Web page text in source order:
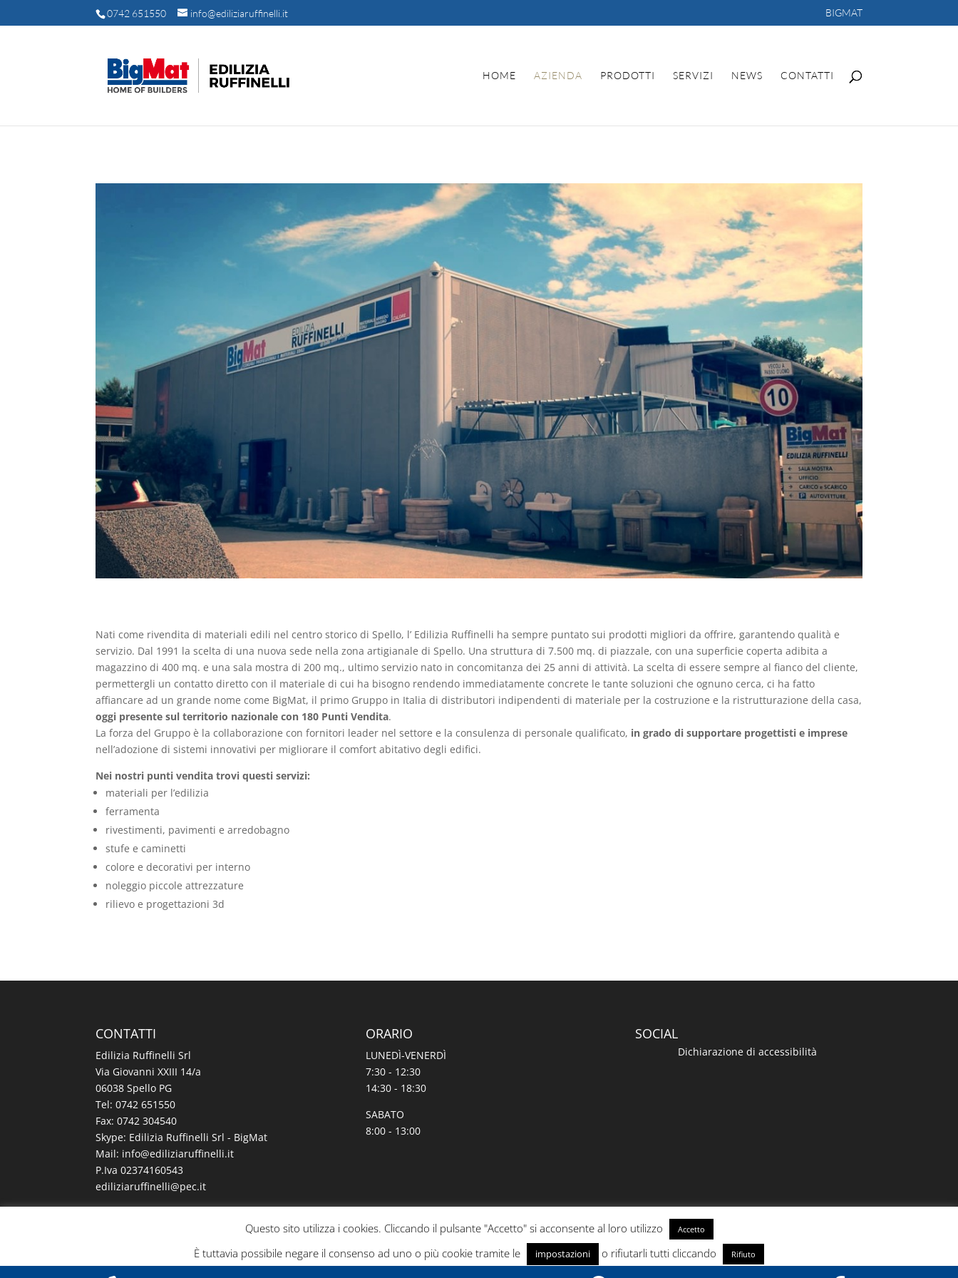
0742 651550 info@ediliziaruffinelli.it BIGMAT
HOME AZIENDA PRODOTTI SERVIZI NEWS CONTATTI
Nati come rivendita di materiali edili nel centro storico di Spello, l’ Edilizia Ruffinelli ha sempre puntato sui prodotti migliori da offrire, garantendo qualità e
servizio. Dal 1991 la scelta di una nuova sede nella zona artigianale di Spello. Una struttura di 7.500 mq. di piazzale, con una superficie coperta adibita a
magazzino di 400 mq. e una sala mostra di 200 mq., ultimo servizio nato in concomitanza dei 25 anni di attività. La scelta di essere sempre al fianco del cliente,
permettergli un contatto diretto con il materiale di cui ha bisogno rendendo immediatamente concrete le tante soluzioni che ognuno cerca, ci ha fatto
affiancare ad un grande nome come BigMat, il primo Gruppo in Italia di distributori indipendenti di materiale per la costruzione e la ristrutturazione della casa,
oggi presente sul territorio nazionale con 180 Punti Vendita.
La forza del Gruppo è la collaborazione con fornitori leader nel settore e la consulenza di personale qualificato, in grado di supportare progettisti e imprese
nell’adozione di sistemi innovativi per migliorare il comfort abitativo degli edifici.
Nei nostri punti vendita trovi questi servizi:
materiali per l’edilizia
ferramenta
rivestimenti, pavimenti e arredobagno
stufe e caminetti
colore e decorativi per interno
noleggio piccole attrezzature
rilievo e progettazioni 3d
CONTATTI
Edilizia Ruffinelli Srl
Via Giovanni XXIII 14/a
06038 Spello PG
Tel:0742 651550
Fax: 0742 304540
Skype: Edilizia Ruffinelli Srl - BigMat
Mail:
ti.illeniffuraizilide
@ofni
P.Iva 02374160543
ti.cep
@illeniffuraizilide
ORARIO
LUNEDÌ-VENERDÌ
7:30 - 12:30
14:30 - 18:30
SABATO
8:00 - 13:00
SOCIAL
Dichiarazione di accessibilità
Questo sito utilizza i cookies. Cliccando il pulsante "Accetto" si acconsente al loro utilizzo Accetto
È tuttavia possibile negare il consenso ad uno o più cookie tramite le impostazioni o rifiutarli tutti cliccando Rifiuto
Privacy & Cookie policy